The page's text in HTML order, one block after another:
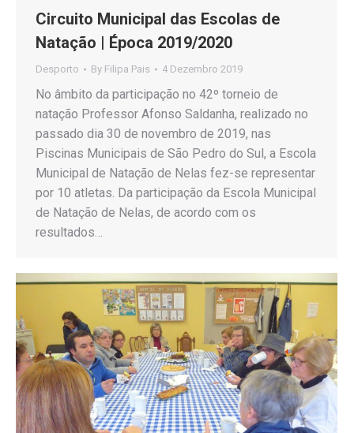
Circuito Municipal das Escolas de
Natação | Época 2019/2020
Desporto By Filipa Pais 4 Dezembro 2019
No âmbito da participação no 42º torneio de
natação Professor Afonso Saldanha, realizado no
passado dia 30 de novembro de 2019, nas
Piscinas Municipais de São Pedro do Sul, a Escola
Municipal de Natação de Nelas fez-se representar
por 10 atletas. Da participação da Escola Municipal
de Natação de Nelas, de acordo com os
resultados…